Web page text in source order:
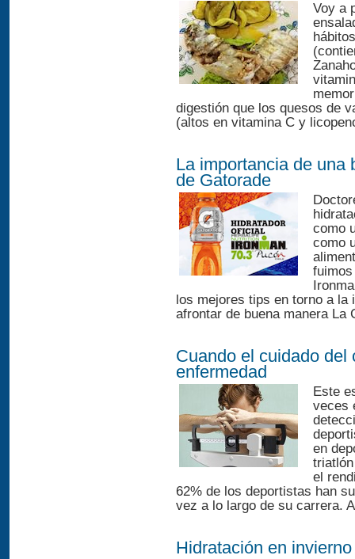
Voy a
digestión que los quesos de
(altos en vitamina C y
La importancia de una
de Gatorade
como
como
los mejores tips en torno a la
afrontar de buena manera La
Cuando el cuidado del
enfermedad
Este
veces
en
el
62% de los deportistas han
vez a lo largo de su carrera.
Hidratación en invierno